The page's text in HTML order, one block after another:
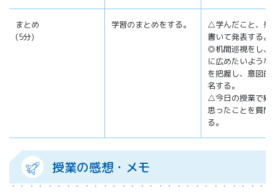
まとめ
(5分)
学習のまとめをする。
△学んだこと、感
書いて発表する。
◎机間巡視をし、
に広めたいような
を把握し、意図的
名する。
△今日の授業で疑
思ったことを質問
る。
授業の感想・メモ